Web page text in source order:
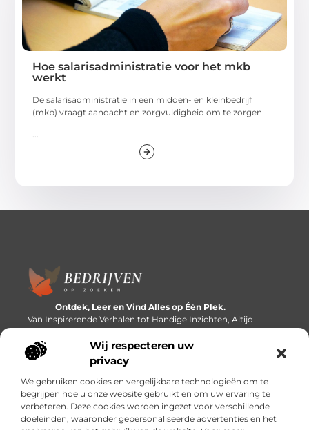
Wij respecteren uw
privacy
We gebruiken cookies en vergelijkbare technologieën om te
begrijpen hoe u onze website gebruikt en om uw ervaring te
verbeteren. Deze cookies worden ingezet voor verschillende
doeleinden, waaronder gepersonaliseerde advertenties en het
Hoe salarisadministratie voor het mkb
werkt
De salarisadministratie in een midden- en kleinbedrijf
(mkb) vraagt aandacht en zorgvuldigheid om te zorgen
Ontdek, Leer en Vind Alles op Één Plek.
Van Inspirerende Verhalen tot Handige Inzichten, Altijd
Binnen Handbereik.
Bericht categorie
Onze informatie